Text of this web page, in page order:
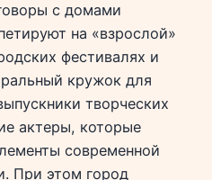
с домами
на «взрослой»
фестивалях и
кружок для
творческих
актеры, которые
современной
При этом город